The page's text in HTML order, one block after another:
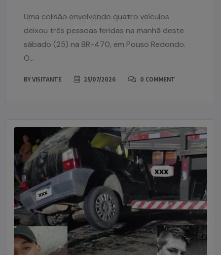
Uma colisão envolvendo quatro veículos
deixou três pessoas feridas na manhã deste
sábado (25) na BR-470, em Pouso Redondo.
O...
BYVISITANTE 25/07/2026 0 COMMENT